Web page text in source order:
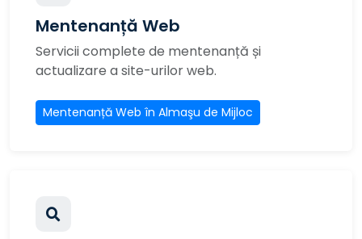
Mentenanță Web
Servicii complete de mentenanță și
actualizare a site-urilor web.
Mentenanță Web în Almaşu de Mijloc